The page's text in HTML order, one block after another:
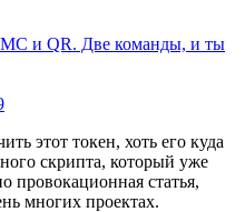
и QR. Две команды, и ты
этот токен, хоть его куда
скрипта, который уже
провокационная статья,
многих проектах.